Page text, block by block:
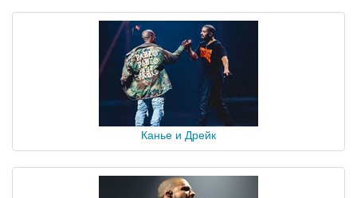
Канье и Дрейк